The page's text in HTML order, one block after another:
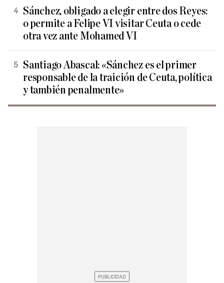
Sánchez, obligado a elegir entre dos Reyes:
o permite a Felipe VI visitar Ceuta o cede
otra vez ante Mohamed VI
Santiago Abascal: «Sánchez es el primer
responsable de la traición de Ceuta, política
y también penalmente»